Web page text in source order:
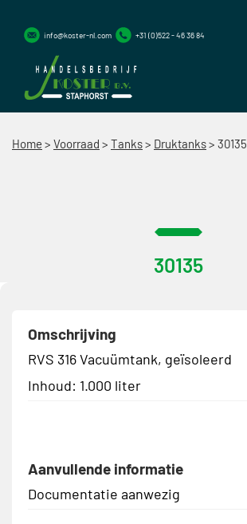
info@koster-nl.com +31 (0)522 - 46 36 84
Home > Voorraad > Tanks> Druktanks> 30135
30135
Omschrijving
RVS 316 Vacuümtank, geïsoleerd
Inhoud: 1.000 liter
Aanvullende informatie
Documentatie aanwezig